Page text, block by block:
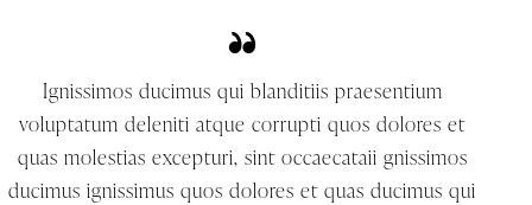
Ignissimos ducimus qui blanditiis praesentium
voluptatum deleniti atque corrupti quos dolores et
quas molestias excepturi, sint occaecataii gnissimos
ducimus ignissimus quos dolores et quas ducimus qui